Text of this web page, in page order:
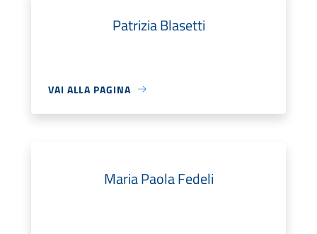
Patrizia Blasetti
VAI ALLA PAGINA
Maria Paola Fedeli